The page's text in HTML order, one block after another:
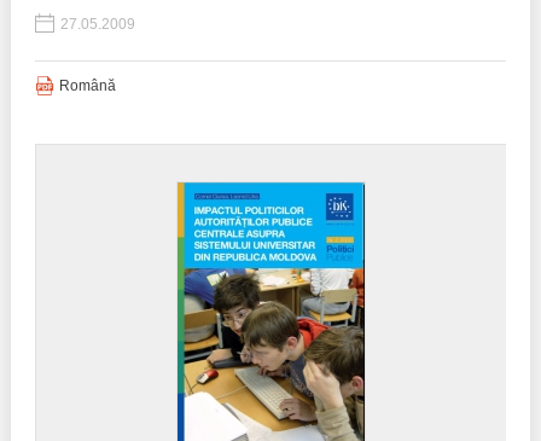
27.05.2009
Română